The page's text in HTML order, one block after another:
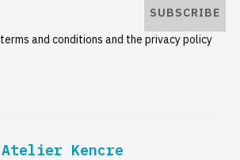
SUBSCRIBE
terms and conditions and the privacy policy
Atelier Kencre